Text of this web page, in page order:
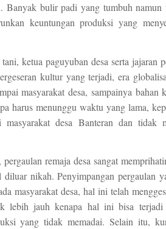
Banyak bulir padi yang tumbuh namun
keuntungan produksi yang
ketua paguyuban desa serta jajaran
kultur yang terjadi, era
masyarakat desa, sampainya bahan
harus menunggu waktu yang lama,
desa Banteran dan tidak
remaja desa sangat
nikah. Penyimpangan pergaulan
masyarakat desa, hal ini telah
lebih jauh kenapa hal ini bisa terjadi
yang tidak memadai. Selain itu,